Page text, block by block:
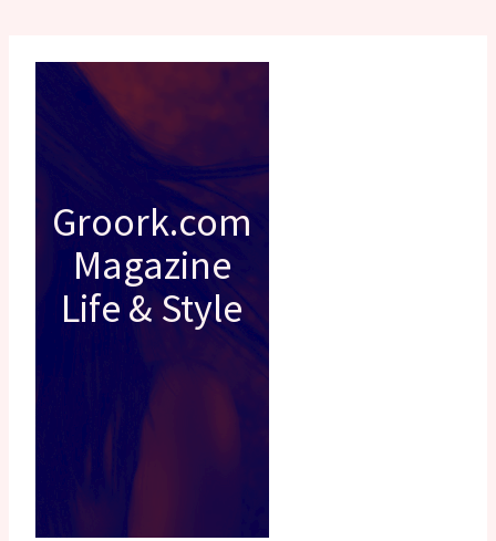
Groork.com
Magazine
Life & Style